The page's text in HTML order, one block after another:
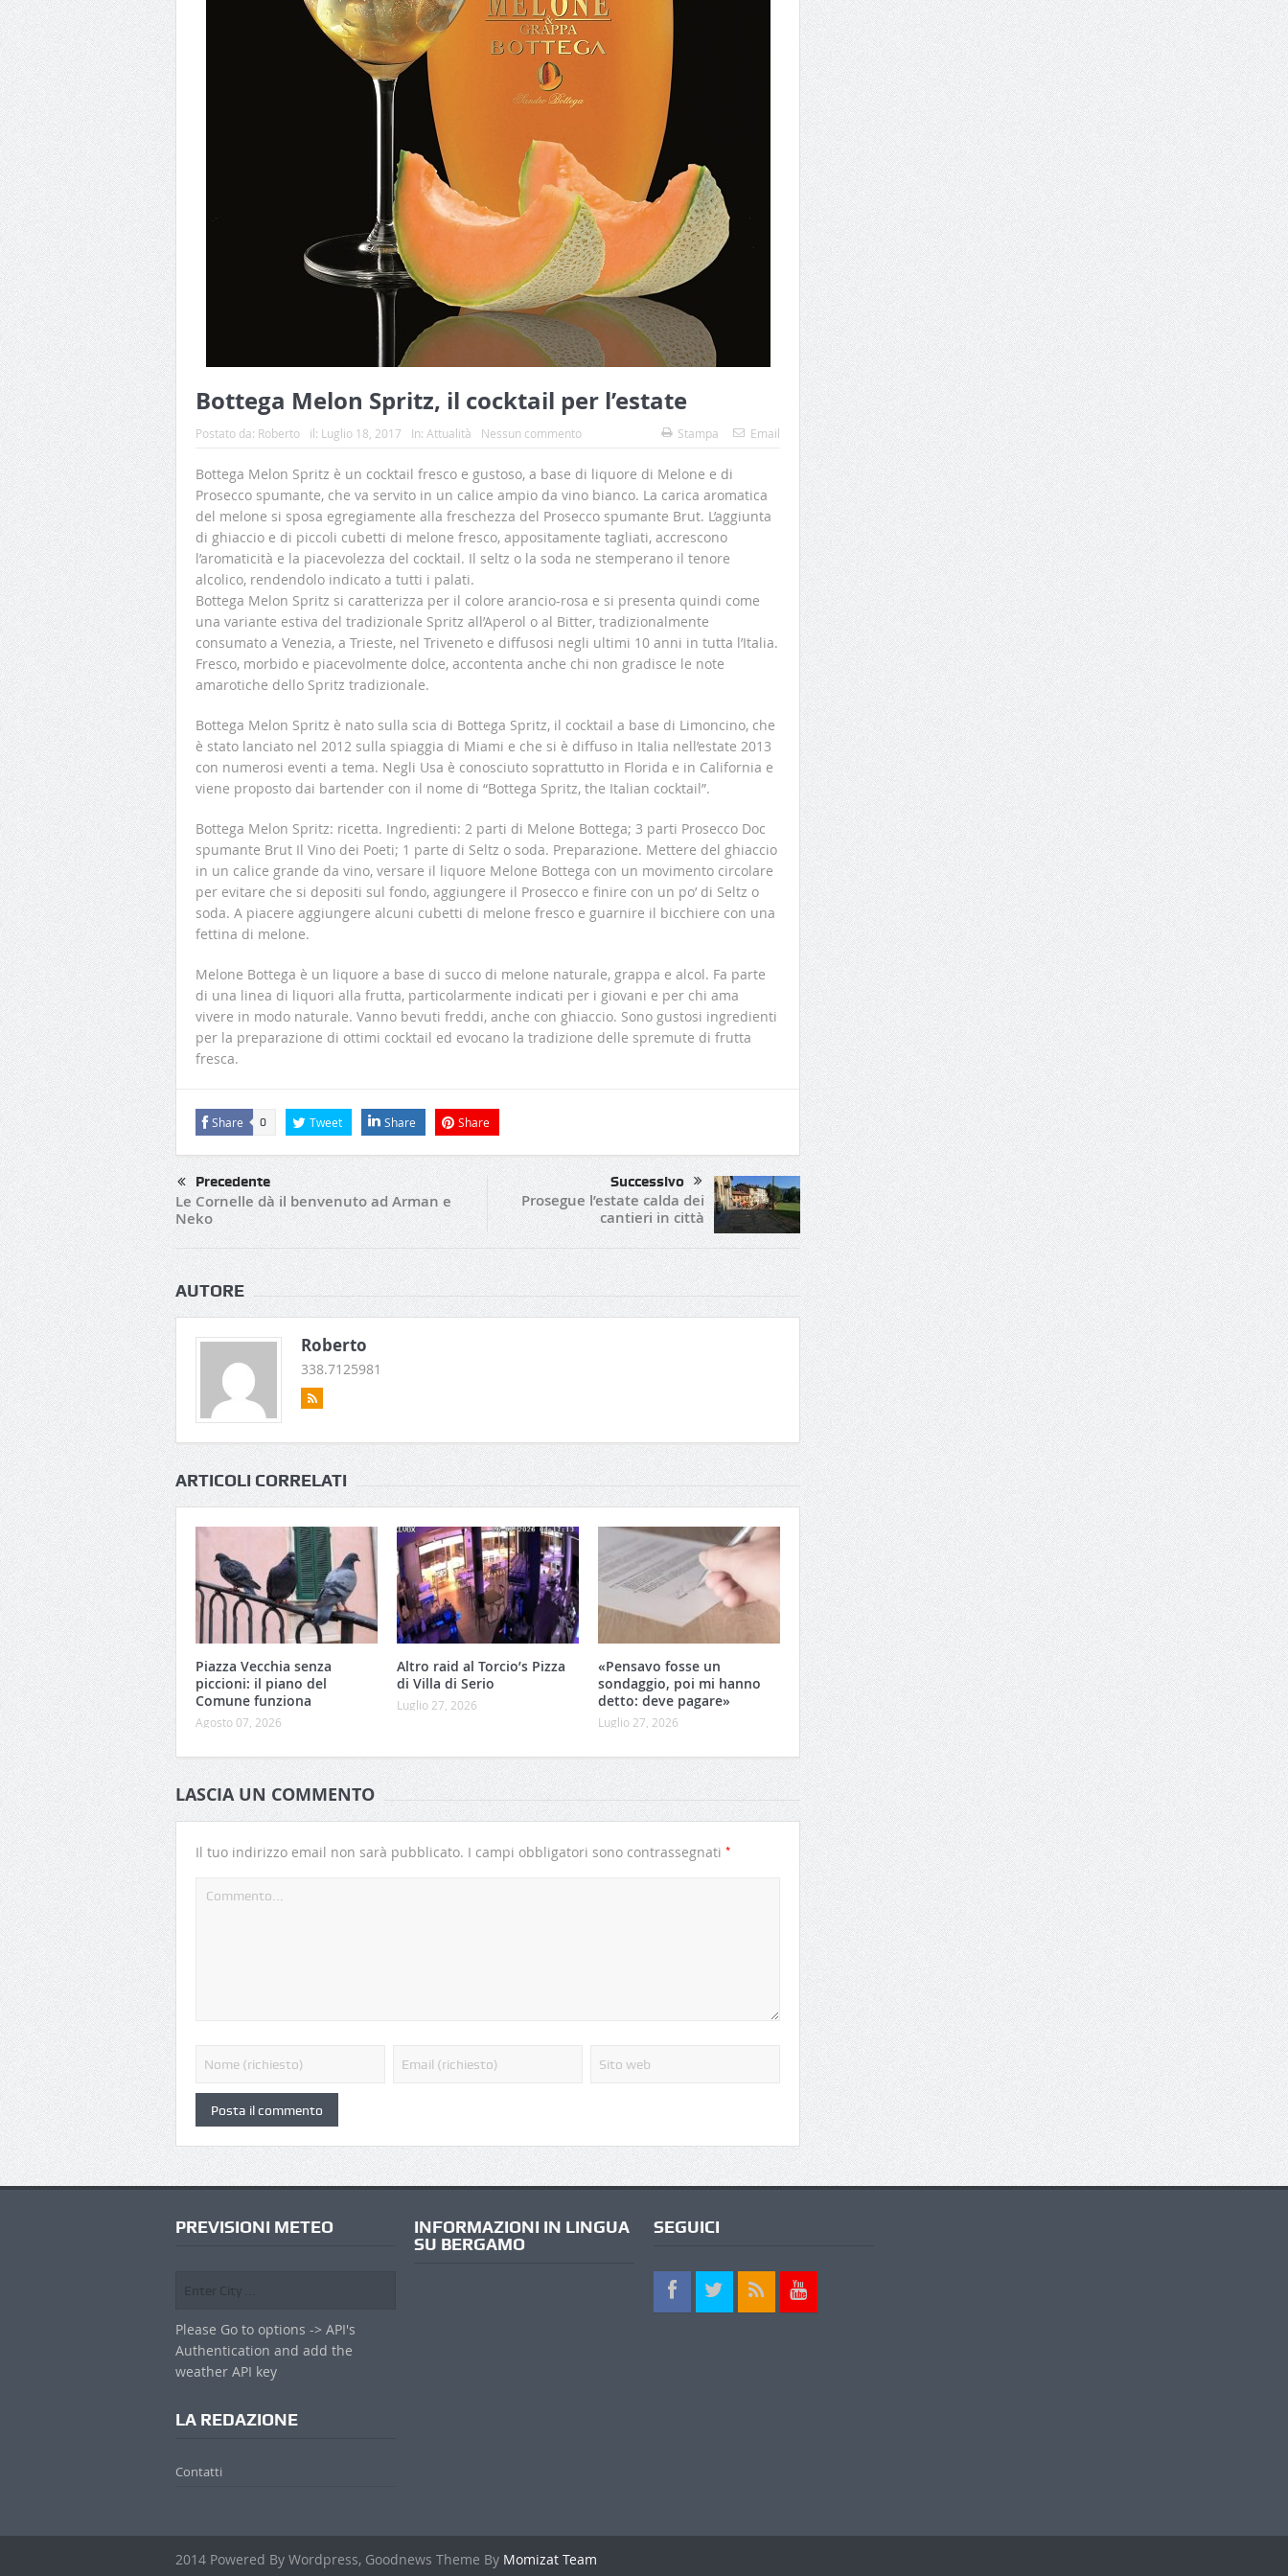
Bottega Melon Spritz, il cocktail per l’estate
Postato da: Roberto il: Luglio 18, 2017 In: Attualità Nessun commento Stampa Email
Bottega Melon Spritz è un cocktail fresco e gustoso, a base di liquore di Melone e di
Prosecco spumante, che va servito in un calice ampio da vino bianco. La carica aromatica
del melone si sposa egregiamente alla freschezza del Prosecco spumante Brut. L’aggiunta
di ghiaccio e di piccoli cubetti di melone fresco, appositamente tagliati, accrescono
l’aromaticità e la piacevolezza del cocktail. Il seltz o la soda ne stemperano il tenore
alcolico, rendendolo indicato a tutti i palati.
Bottega Melon Spritz si caratterizza per il colore arancio-rosa e si presenta quindi come
una variante estiva del tradizionale Spritz all’Aperol o al Bitter, tradizionalmente
consumato a Venezia, a Trieste, nel Triveneto e diffusosi negli ultimi 10 anni in tutta l’Italia.
Fresco, morbido e piacevolmente dolce, accontenta anche chi non gradisce le note
amarotiche dello Spritz tradizionale.
Bottega Melon Spritz è nato sulla scia di Bottega Spritz, il cocktail a base di Limoncino, che
è stato lanciato nel 2012 sulla spiaggia di Miami e che si è diffuso in Italia nell’estate 2013
con numerosi eventi a tema. Negli Usa è conosciuto soprattutto in Florida e in California e
viene proposto dai bartender con il nome di “Bottega Spritz, the Italian cocktail”.
Bottega Melon Spritz: ricetta. Ingredienti: 2 parti di Melone Bottega; 3 parti Prosecco Doc
spumante Brut Il Vino dei Poeti; 1 parte di Seltz o soda. Preparazione. Mettere del ghiaccio
in un calice grande da vino, versare il liquore Melone Bottega con un movimento circolare
per evitare che si depositi sul fondo, aggiungere il Prosecco e finire con un po’ di Seltz o
soda. A piacere aggiungere alcuni cubetti di melone fresco e guarnire il bicchiere con una
fettina di melone.
Melone Bottega è un liquore a base di succo di melone naturale, grappa e alcol. Fa parte
di una linea di liquori alla frutta, particolarmente indicati per i giovani e per chi ama
vivere in modo naturale. Vanno bevuti freddi, anche con ghiaccio. Sono gustosi ingredienti
per la preparazione di ottimi cocktail ed evocano la tradizione delle spremute di frutta
fresca.
Share 0 Tweet Share Share
Precedente
Le Cornelle dà il benvenuto ad Arman e
Neko
Successivo
Prosegue l’estate calda dei
cantieri in città
AUTORE
Roberto
338.7125981
ARTICOLI CORRELATI
Piazza Vecchia senza
piccioni: il piano del
Comune funziona
Agosto 07, 2026
Altro raid al Torcio’s Pizza
di Villa di Serio
Luglio 27, 2026
«Pensavo fosse un
sondaggio, poi mi hanno
detto: deve pagare»
Luglio 27, 2026
LASCIA UN COMMENTO
Il tuo indirizzo email non sarà pubblicato. I campi obbligatori sono contrassegnati *
PREVISIONI METEO
Please Go to options -> API's
Authentication and add the
weather API key
LA REDAZIONE
Contatti
INFORMAZIONI IN LINGUA
SU BERGAMO
SEGUICI
2014 Powered By Wordpress, Goodnews Theme By Momizat Team